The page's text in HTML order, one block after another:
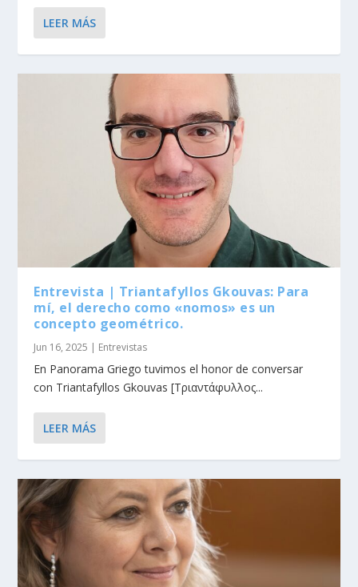
LEER MÁS
Entrevista | Triantafyllos Gkouvas: Para
mí, el derecho como «nomos» es un
concepto geométrico.
Jun 16, 2025 | Entrevistas
En Panorama Griego tuvimos el honor de conversar
con Triantafyllos Gkouvas [Τριαντάφυλλος...
LEER MÁS